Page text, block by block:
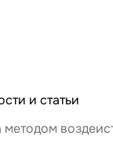
и статьи